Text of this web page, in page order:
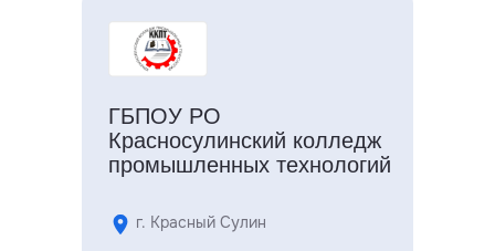
ГБПОУ РО
Красносулинский колледж
промышленных технологий
г. Красный Сулин